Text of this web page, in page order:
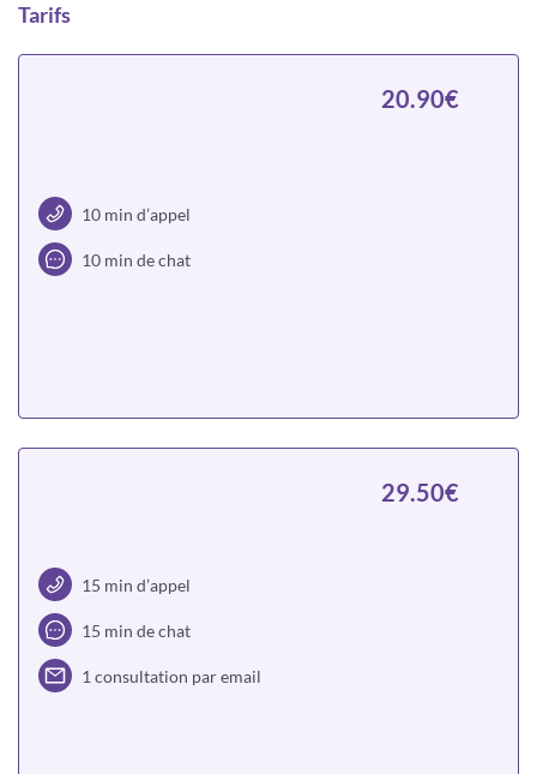
Tarifs
10 min d’appel
10 min de chat
20.90€
15 min d’appel
15 min de chat
1 consultation par email
29.50€